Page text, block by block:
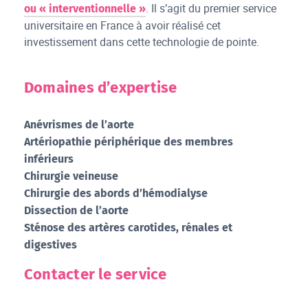
ou « interventionnelle ». Il s’agit du premier service
universitaire en France à avoir réalisé cet
investissement dans cette technologie de pointe.
Domaines d’expertise
Anévrismes de l’aorte
Artériopathie périphérique des membres
inférieurs
Chirurgie veineuse
Chirurgie des abords d’hémodialyse
Dissection de l’aorte
Sténose des artères carotides, rénales et
digestives
Contacter le service